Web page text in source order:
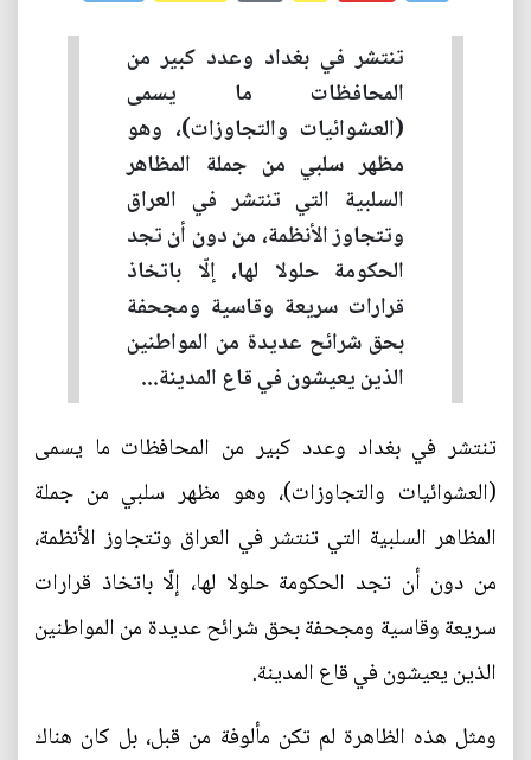
تنتشر في بغداد وعدد كبير من
المحافظات ما يسمى
(العشوائيات والتجاوزات)، وهو
مظهر سلبي من جملة المظاهر
السلبية التي تنتشر في العراق
وتتجاوز الأنظمة، من دون أن تجد
الحكومة حلولا لها، إلّا باتخاذ
قرارات سريعة وقاسية ومجحفة
بحق شرائح عديدة من المواطنين
الذين يعيشون في قاع المدينة...
تنتشر في بغداد وعدد كبير من المحافظات ما يسمى
(العشوائيات والتجاوزات)، وهو مظهر سلبي من جملة
المظاهر السلبية التي تنتشر في العراق وتتجاوز الأنظمة،
من دون أن تجد الحكومة حلولا لها، إلّا باتخاذ قرارات
سريعة وقاسية ومجحفة بحق شرائح عديدة من المواطنين
الذين يعيشون في قاع المدينة.
ومثل هذه الظاهرة لم تكن مألوفة من قبل، بل كان هناك